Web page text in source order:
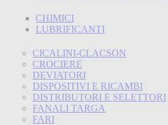
CHIMICI
LUBRIFICANTI
CICALINI-CLACSON
CROCIERE
DEVIATORI
DISPOSITIVI E RICAMBI
DISTRIBUTORI E SELETTORI
FANALI TARGA
FARI